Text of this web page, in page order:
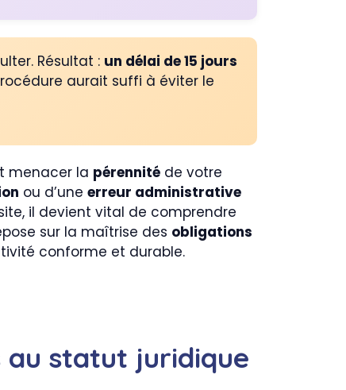
Résultat : un délai de 15 jours
aurait suffi à éviter le
menacer la pérennité de votre
ou d’une erreur administrative
il devient vital de comprendre
sur la maîtrise des obligations
conforme et durable.
au statut juridique